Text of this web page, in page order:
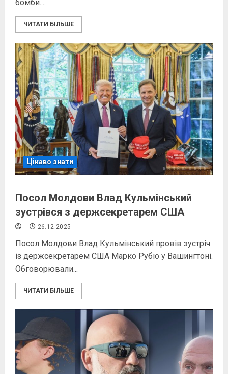
бомби....
ЧИТАТИ БІЛЬШЕ
Цікаво знати
Посол Молдови Влад Кульмінський
зустрівся з держсекретарем США
26.12.2025
Посол Молдови Влад Кульмінський провів зустріч
із держсекретарем США Марко Рубіо у Вашингтоні.
Обговорювали...
ЧИТАТИ БІЛЬШЕ